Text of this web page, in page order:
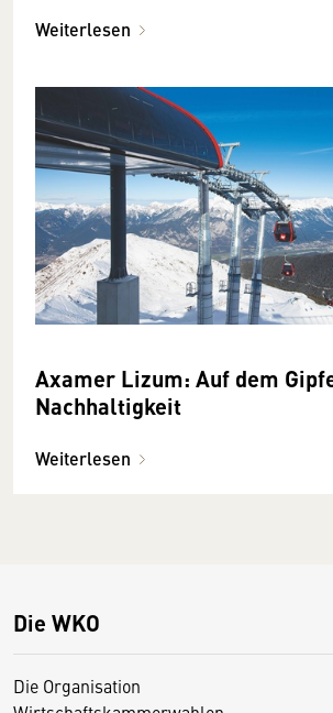
Weiterlesen
Axamer Lizum: Auf dem
Nachhaltigkeit
Weiterlesen
Die WKO
Die Organisation